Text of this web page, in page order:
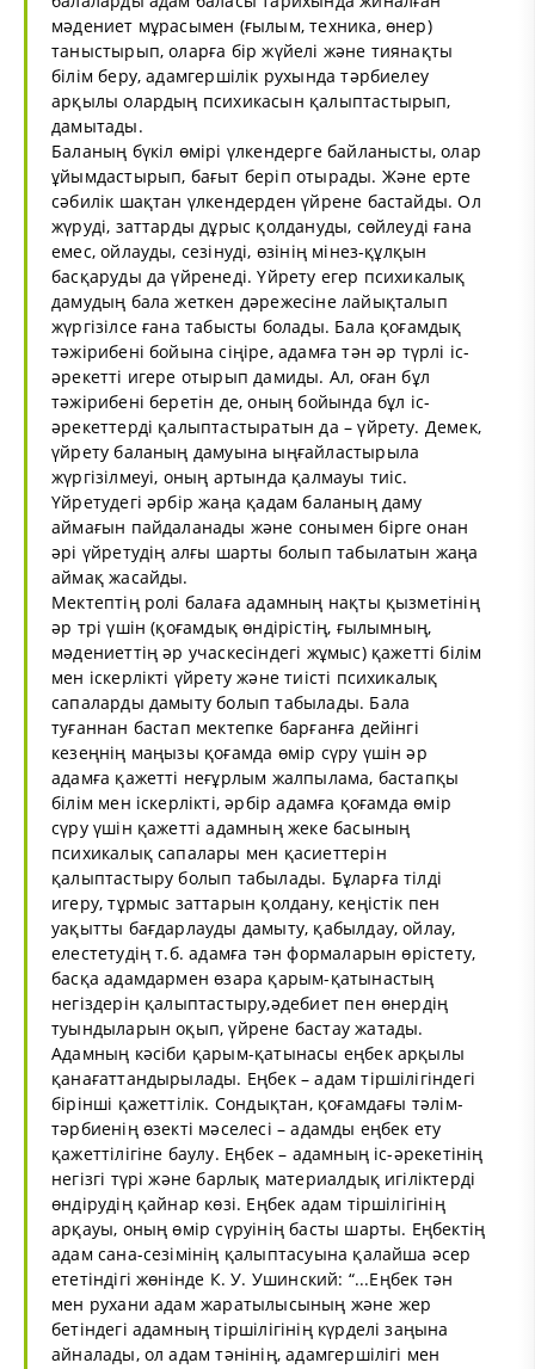
мәдениет мұрасымен (ғылым, техника, өнер)
таныстырып, оларға бір жүйелі және тиянақты
білім беру, адамгершілік рухында тәрбиелеу
арқылы олардың психикасын қалыптастырып,
дамытады.
Баланың бүкіл өмірі үлкендерге байланысты, олар
ұйымдастырып, бағыт беріп отырады. Және ерте
сәбилік шақтан үлкендерден үйрене бастайды. Ол
жүруді, заттарды дұрыс қолдануды, сөйлеуді ғана
емес, ойлауды, сезінуді, өзінің мінез-құлқын
басқаруды да үйренеді. Үйрету егер психикалық
дамудың бала жеткен дәрежесіне лайықталып
жүргізілсе ғана табысты болады. Бала қоғамдық
тәжірибені бойына сіңіре, адамға тән әр түрлі іс-
әрекетті игере отырып дамиды. Ал, оған бұл
тәжірибені беретін де, оның бойында бұл іс-
әрекеттерді қалыптастыратын да – үйрету. Демек,
үйрету баланың дамуына ыңғайластырыла
жүргізілмеуі, оның артында қалмауы тиіс.
Үйретудегі әрбір жаңа қадам баланың даму
аймағын пайдаланады және сонымен бірге онан
әрі үйретудің алғы шарты болып табылатын жаңа
аймақ жасайды.
Мектептің ролі балаға адамның нақты қызметінің
әр трі үшін (қоғамдық өндірістің, ғылымның,
мәдениеттің әр учаскесіндегі жұмыс) қажетті білім
мен іскерлікті үйрету және тиісті психикалық
сапаларды дамыту болып табылады. Бала
туғаннан бастап мектепке барғанға дейінгі
кезеңнің маңызы қоғамда өмір сүру үшін әр
адамға қажетті неғұрлым жалпылама, бастапқы
білім мен іскерлікті, әрбір адамға қоғамда өмір
сүру үшін қажетті адамның жеке басының
психикалық сапалары мен қасиеттерін
қалыптастыру болып табылады. Бұларға тілді
игеру, тұрмыс заттарын қолдану, кеңістік пен
уақытты бағдарлауды дамыту, қабылдау, ойлау,
елестетудің т.б. адамға тән формаларын өрістету,
басқа адамдармен өзара қарым-қатынастың
негіздерін қалыптастыру,әдебиет пен өнердің
туындыларын оқып, үйрене бастау жатады.
Адамның кәсіби қарым-қатынасы еңбек арқылы
қанағаттандырылады. Еңбек – адам тіршілігіндегі
бірінші қажеттілік. Сондықтан, қоғамдағы тәлім-
тәрбиенің өзекті мәселесі – адамды еңбек ету
қажеттілігіне баулу. Еңбек – адамның іс-әрекетінің
негізгі түрі және барлық материалдық игіліктерді
өндірудің қайнар көзі. Еңбек адам тiршiлiгiнiң
арқауы, оның өмiр сүруiнiң басты шарты. Еңбектiң
адам сана-сезiмiнiң қалыптасуына қалайша әсер
ететiндiгi жөнiнде К. У. Ушинский: “...Еңбек тән
мен рухани адам жаратылысының және жер
бетiндегi адамның тiршiлiгiнiң күрделi заңына
айналады, ол адам тәнiнiң, адамгершiлiгi мен